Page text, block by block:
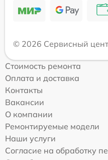
© 2026 Сервисный
Стоимость ремонта
Оплата и доставка
Контакты
Вакансии
О компании
Ремонтируемые модели
Наши услуги
Согласие на обработку